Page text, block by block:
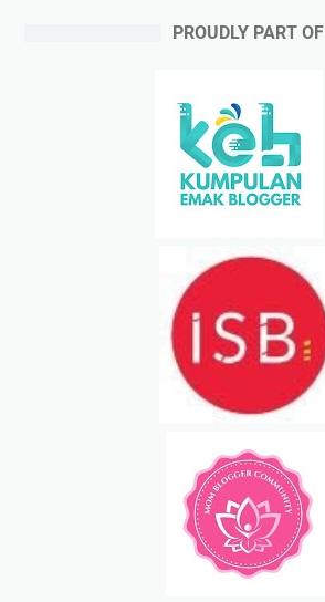
PROUDLY PART OF